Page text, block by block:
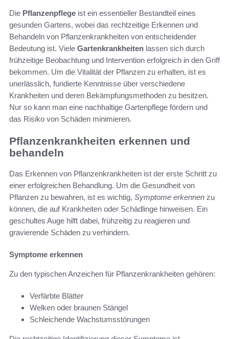
Die Pflanzenpflege ist ein essentieller Bestandteil eines
gesunden Gartens, wobei das rechtzeitige Erkennen und
Behandeln von Pflanzenkrankheiten von entscheidender
Bedeutung ist. Viele Gartenkrankheiten lassen sich durch
frühzeitige Beobachtung und Intervention erfolgreich in den Griff
bekommen. Um die Vitalität der Pflanzen zu erhalten, ist es
unerlässlich, fundierte Kenntnisse über verschiedene
Krankheiten und deren Bekämpfungsmethoden zu besitzen.
Nur so kann man eine nachhaltige Gartenpflege fördern und
das Risiko von Schäden minimieren.
Pflanzenkrankheiten erkennen und
behandeln
Das Erkennen von Pflanzenkrankheiten ist der erste Schritt zu
einer erfolgreichen Behandlung. Um die Gesundheit von
Pflanzen zu bewahren, ist es wichtig, Symptome erkennen zu
können, die auf Krankheiten oder Schädlinge hinweisen. Ein
geschultes Auge hilft dabei, frühzeitig zu reagieren und
gravierende Schäden zu verhindern.
Symptome erkennen
Zu den typischen Anzeichen für Pflanzenkrankheiten gehören:
Verfärbte Blätter
Welken oder braunen Stängel
Schleichende Wachstumsstörungen